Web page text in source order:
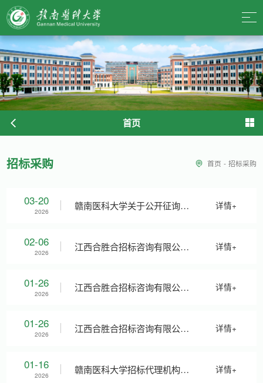
首页
招标采购 首页 - 招标采购
03-20
2026 赣南医科大学关于公开征询有
害生物 防治费用的公告
详情+
02-06
2026 江西合胜合招标咨询有限公司
关于赣南医科大学人事工作数
详情+
01-26
2026 江西合胜合招标咨询有限公司
关于赣南医科大学人事工作数
详情+
01-26
2026 江西合胜合招标咨询有限公司
关于赣南医科大学人事工作数
详情+
01-16
2026 赣南医科大学招标代理机构遴 详情+